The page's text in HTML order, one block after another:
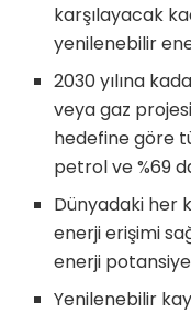
karşılayacak
yenilenebilir
2030 yılına
veya gaz
hedefine göre
petrol ve %69
Dünyadaki her
enerji erişimi
enerji
Yenilenebilir